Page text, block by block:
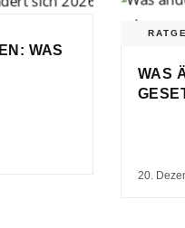
WAS
WAS
20.